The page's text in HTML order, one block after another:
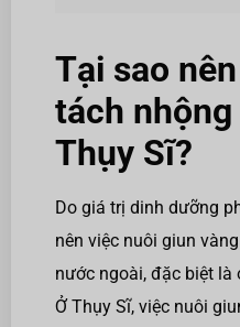
Tại sao
tách
Thụy Sĩ?
Do giá trị dinh dưỡng
nên việc nuôi giun
nước ngoài, đặc biệt
Ở Thụy Sĩ, việc nuôi